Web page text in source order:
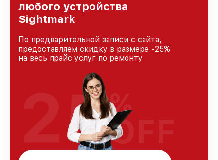
любого устройства
Sightmark
По предварительной записи с сайта,
предоставляем скидку в размере -25%
на весь прайс услуг по ремонту
25%
OFF